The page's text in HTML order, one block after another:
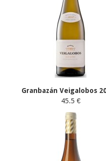
Granbazán Veigalobos
45.5 €